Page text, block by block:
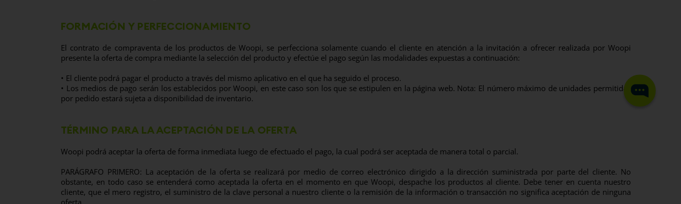
FORMACIÓN Y PERFECCIONAMIENTO
El contrato de compraventa de los productos de Woopi, se perfecciona solamente cuando el cliente en atención a la invitación a ofrecer realizada por Woopi
presente la oferta de compra mediante la selección del producto y efectúe el pago según las modalidades expuestas a continuación:
• El cliente podrá pagar el producto a través del mismo aplicativo en el que ha seguido el proceso.
• Los medios de pago serán los establecidos por Woopi, en este caso son los que se estipulen en la página web. Nota: El número máximo de unidades permitidas
por pedido estará sujeta a disponibilidad de inventario.
TÉRMINO PARA LA ACEPTACIÓN DE LA OFERTA
Woopi podrá aceptar la oferta de forma inmediata luego de efectuado el pago, la cual podrá ser aceptada de manera total o parcial.
PARÁGRAFO PRIMERO: La aceptación de la oferta se realizará por medio de correo electrónico dirigido a la dirección suministrada por parte del cliente. No
obstante, en todo caso se entenderá como aceptada la oferta en el momento en que Woopi, despache los productos al cliente. Debe tener en cuenta nuestro
cliente, que el mero registro, el suministro de la clave personal a nuestro cliente o la remisión de la información o transacción no significa aceptación de ninguna
oferta.